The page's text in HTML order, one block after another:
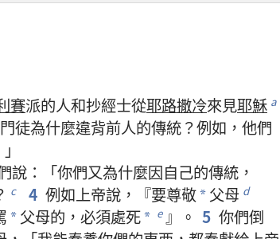
賽派的人和抄經士從耶路撒冷來見耶穌 a
門徒為什麼違背前人的傳統？例如 ， 他們
說 ：「你們又為什麼因自己的傳統 ，
c 4 例如上帝說 ，『要尊敬* 父母 d
* 父母的 ， 必須處死* e 』。 5 你們倒